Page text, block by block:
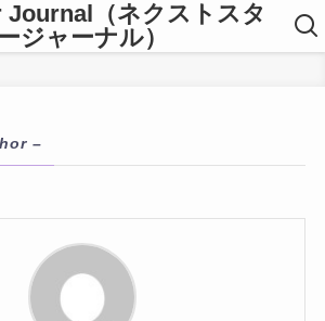
Journal（ネクストスタ
ージャーナル）
–